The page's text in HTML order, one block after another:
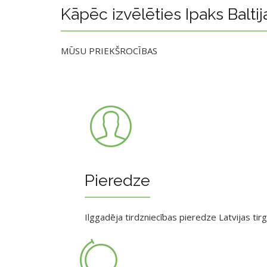
Kāpēc izvēlēties Ipaks
MŪSU PRIEKŠROCĪBAS
Pieredze
Ilggadēja tirdzniecības pieredze Latvijas